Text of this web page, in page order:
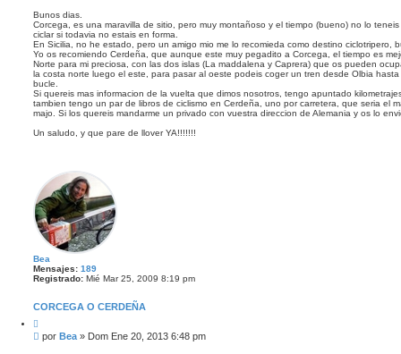
rn
s
a
j
e
Bunos dias.
Corcega, es una maravilla de sitio, pero muy montañoso y el tiempo (bueno) no lo
ciclar si todavia no estais en forma.
En Sicilia, no he estado, pero un amigo mio me lo recomieda como destino ciclotripero,
Yo os recomiendo Cerdeña, que aunque este muy pegadito a Corcega, el tiempo es
Norte para mi preciosa, con las dos islas (La maddalena y Caprera) que os pueden
la costa norte luego el este, para pasar al oeste podeis coger un tren desde Olbia
bucle.
Si quereis mas informacion de la vuelta que dimos nosotros, tengo apuntado
tambien tengo un par de libros de ciclismo en Cerdeña, uno por carretera, que seria el
majo. Si los quereis mandarme un privado con vuestra direccion de Alemania y os lo
Un saludo, y que pare de llover YA!!!!!!!
Bea
Mensajes: 189
Registrado: Mié Mar 25, 2009 8:19 pm
CORCEGA O CERDEÑA
i
t
M
por Bea » Dom Ene 20, 2013 6:48 pm